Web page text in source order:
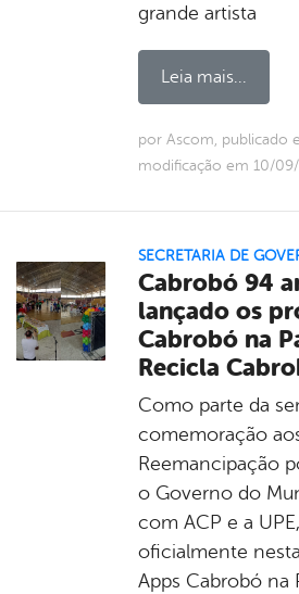
grande artista
Leia mais...
por Ascom, publicado
modificação em 10/
SECRETARIA DE
Cabrobó 94
lançado os
Cabrobó na
Recicla
Como parte da
comemoração
Reemancipação
o Governo do
com ACP e a
oficialmente
Apps Cabrobó na